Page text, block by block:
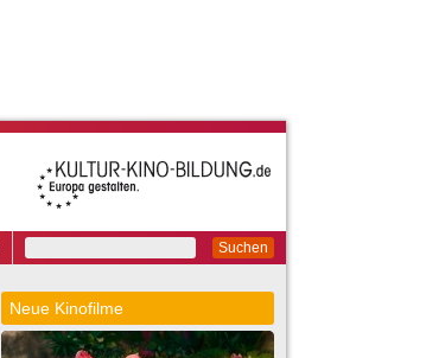
Suchen
Neue Kinofilme